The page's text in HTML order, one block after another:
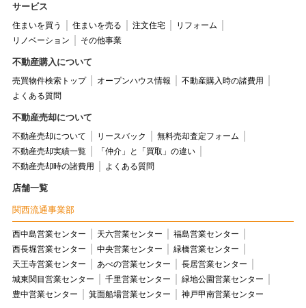
サービス
住まいを買う 住まいを売る 注文住宅
リフォーム
リノベーション
その他事業
不動産購入について
売買物件検索トップ オープンハウス情報
不動産購入時の諸費用
よくある質問
不動産売却について
不動産売却について リースバック
無料売却査定フォーム
不動産売却実績一覧
「仲介」と「買取」の違い
不動産売却時の諸費用
よくある質問
店舗一覧
関西流通事業部
西中島営業センター 天六営業センター
福島営業センター
西長堀営業センター
中央営業センター
緑橋営業センター
天王寺営業センター
あべの営業センター
長居営業センター
城東関目営業センター
千里営業センター
緑地公園営業センター
豊中営業センター
箕面船場営業センター 神戸甲南営業センター